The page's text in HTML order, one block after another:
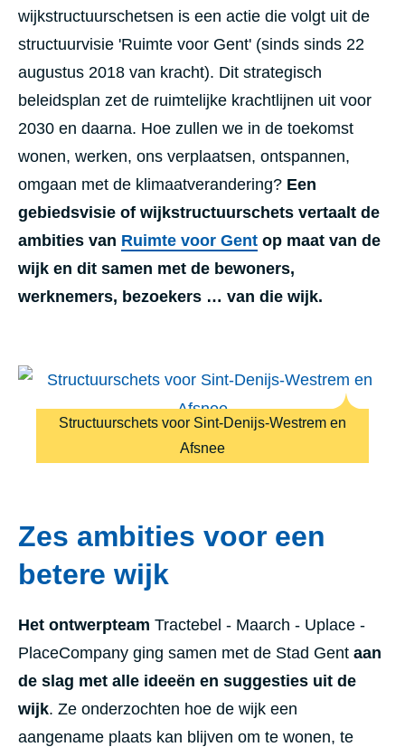
wijkstructuurschetsen is een actie die volgt uit de
structuurvisie 'Ruimte voor Gent' (sinds sinds 22
augustus 2018 van kracht). Dit strategisch
beleidsplan zet de ruimtelijke krachtlijnen uit voor
2030 en daarna. Hoe zullen we in de toekomst
wonen, werken, ons verplaatsen, ontspannen,
omgaan met de klimaatverandering? Een
gebiedsvisie of wijkstructuurschets vertaalt de
ambities van Ruimte voor Gent op maat van de
wijk en dit samen met de bewoners,
werknemers, bezoekers … van die wijk.
Structuurschets voor Sint-Denijs-Westrem en
Afsnee
Zes ambities voor een
betere wijk
Het ontwerpteam Tractebel - Maarch - Uplace -
PlaceCompany ging samen met de Stad Gent aan
de slag met alle ideeën en suggesties uit de
wijk. Ze onderzochten hoe de wijk een
aangename plaats kan blijven om te wonen, te